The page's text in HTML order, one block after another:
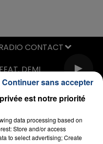
DEMI
CONTACT
est notre priorité
data processing based on
Store and/or access
to select advertising; Create
Continuer sans accepter